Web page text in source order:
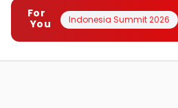
For
You
Indonesia Summit 2026